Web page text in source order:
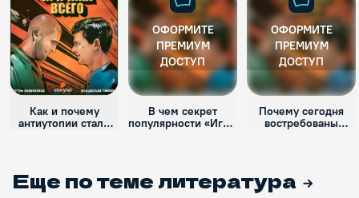
Как и почему
антиутопии стали
ОФОРМИТЕ
ПРЕМИУМ
ДОСТУП
В чем секрет
популярности «Игры
ОФОРМИТЕ
ПРЕМИУМ
ДОСТУП
Почему сегодня
востребованы
Еще по теме литература